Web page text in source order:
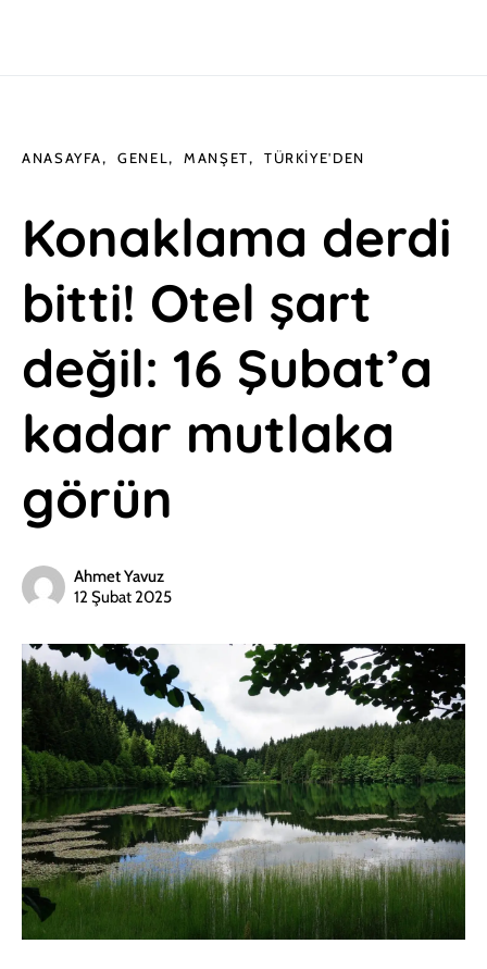
ANASAYFA GENEL MANŞET TÜRKIYE'DEN
Konaklama derdi
bitti! Otel şart
değil: 16 Şubat’a
kadar mutlaka
görün
Ahmet Yavuz
12 Şubat 2025